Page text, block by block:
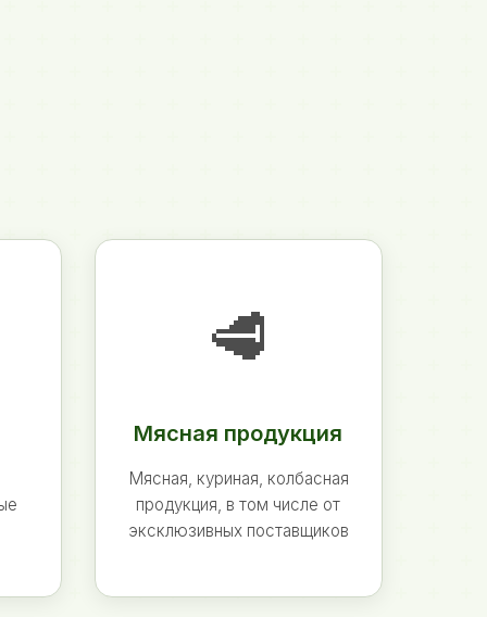
🥩
Мясная продукция
Мясная, куриная, колбасная
продукция, в том числе от
эксклюзивных поставщиков